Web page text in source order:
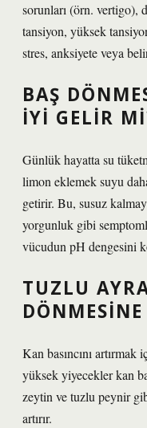
sorunları (örn. vertigo),
tansiyon, yüksek
stres, anksiyete veya
BAŞ
IYI GELIR
Günlük hayatta su
limon eklemek suyu
getirir. Bu, susuz
yorgunluk gibi
vücudun pH dengesini
TUZLU
Kan basıncını
yüksek yiyecekler kan
zeytin ve tuzlu peynir
artırır.